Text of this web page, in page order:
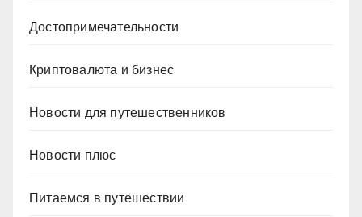
Достопримечательности
Криптовалюта и бизнес
Новости для путешественников
Новости плюс
Питаемся в путешествии